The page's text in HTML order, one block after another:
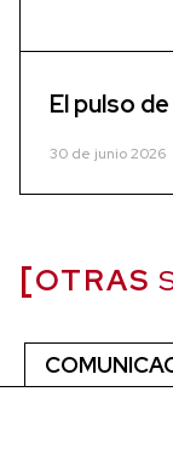
El pulso
30 de junio 2026
OTRAS